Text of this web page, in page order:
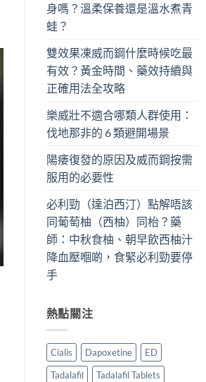
身嗎？溫柔保養還是溫水煮青
蛙？
雙效果凍威而鋼什麼時候吃最
有效？黃金時間、藥效持續與
正確用法全攻略
樂威壯不適合哪類人群使用：
伐地那非的 6 類避開場景
陽痿復發的原因及威而鋼按需
服用的必要性
必利勁（達泊西汀）點解唔該
同葡萄柚（西柚）同枱？藥
師：中秋食柚、朝早飲西柚汁
降血壓嗰啲，食緊必利勁要停
手
熱點關注
Cialis Dapoxetine
ED
Tadalafil
Tadalafil Tablets